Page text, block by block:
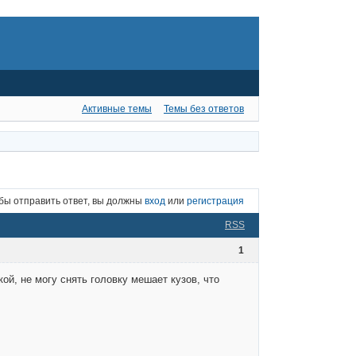
Активные темы Темы без ответов
отправить ответ, вы должны вход или регистрация
RSS
1
не могу снять головку мешает кузов, что